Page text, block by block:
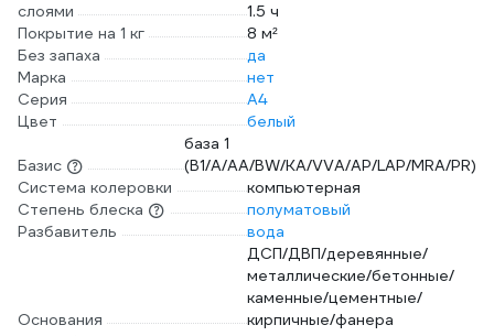
слоями
1.5 ч
Покрытие на 1 кг
8 м²
Без запаха
да
Марка
нет
Серия
А4
Цвет
белый
Базис
база 1
(B1/A/AA/BW/KA/VVA/AP/LAP/MRA/PR)
Система колеровки
компьютерная
Степень блеска
полуматовый
Разбавитель
вода
Основания
ДСП/ДВП/деревянные/
металлические/бетонные/
каменные/цементные/
кирпичные/фанера